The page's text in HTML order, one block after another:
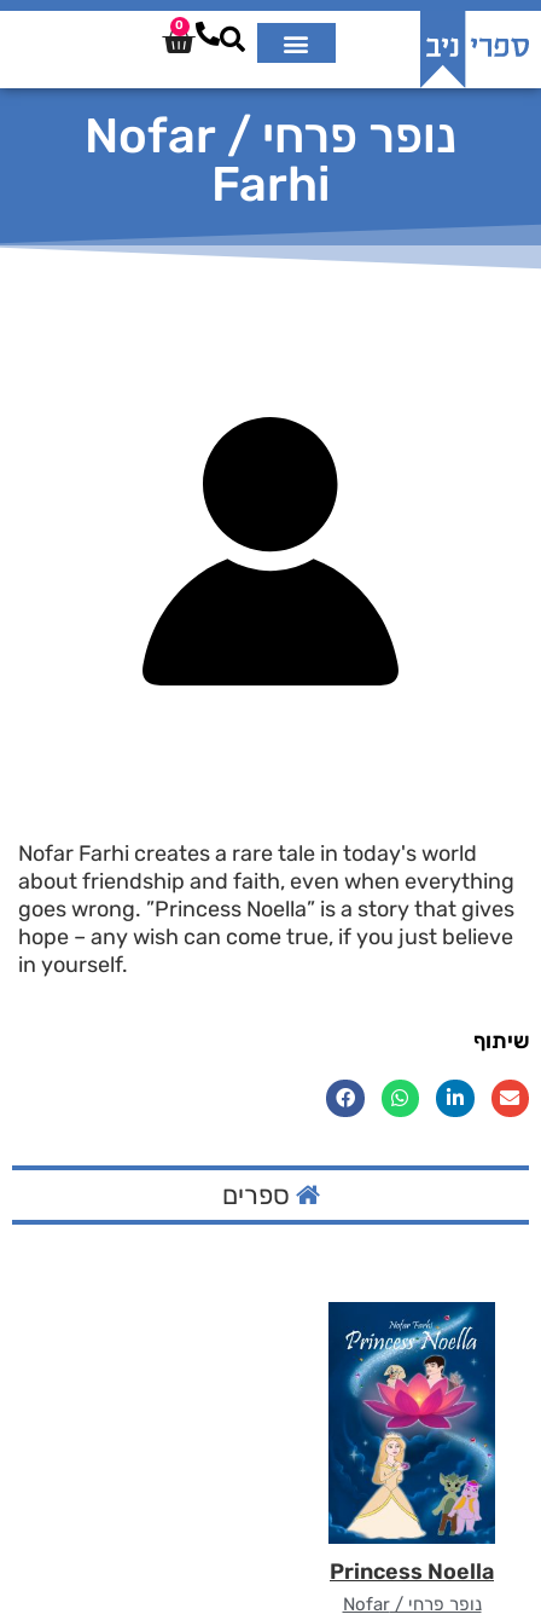
0
נופר פרחי / Nofar
Farhi
Nofar Farhi creates a rare tale in today's world
about friendship and faith, even when everything
goes wrong. ”Princess Noella” is a story that gives
hope – any wish can come true, if you just believe
in yourself.
שיתוף
ספרים
Princess Noella
נופר פרחי / Nofar